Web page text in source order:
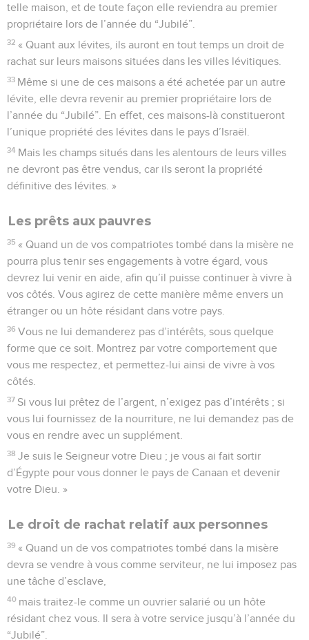
telle maison, et de toute façon elle reviendra au premier
propriétaire lors de l’année du “Jubilé”.
32 « Quant aux lévites, ils auront en tout temps un droit de
rachat sur leurs maisons situées dans les villes lévitiques.
33 Même si une de ces maisons a été achetée par un autre
lévite, elle devra revenir au premier propriétaire lors de
l’année du “Jubilé”. En effet, ces maisons-là constitueront
l’unique propriété des lévites dans le pays d’Israël.
34 Mais les champs situés dans les alentours de leurs villes
ne devront pas être vendus, car ils seront la propriété
définitive des lévites. »
Les prêts aux pauvres
35 « Quand un de vos compatriotes tombé dans la misère ne
pourra plus tenir ses engagements à votre égard, vous
devrez lui venir en aide, afin qu’il puisse continuer à vivre à
vos côtés. Vous agirez de cette manière même envers un
étranger ou un hôte résidant dans votre pays.
36 Vous ne lui demanderez pas d’intérêts, sous quelque
forme que ce soit. Montrez par votre comportement que
vous me respectez, et permettez-lui ainsi de vivre à vos
côtés.
37 Si vous lui prêtez de l’argent, n’exigez pas d’intérêts ; si
vous lui fournissez de la nourriture, ne lui demandez pas de
vous en rendre avec un supplément.
38 Je suis le Seigneur votre Dieu ; je vous ai fait sortir
d’Égypte pour vous donner le pays de Canaan et devenir
votre Dieu. »
Le droit de rachat relatif aux personnes
39 « Quand un de vos compatriotes tombé dans la misère
devra se vendre à vous comme serviteur, ne lui imposez pas
une tâche d’esclave,
40 mais traitez-le comme un ouvrier salarié ou un hôte
résidant chez vous. Il sera à votre service jusqu’à l’année du
“Jubilé”.